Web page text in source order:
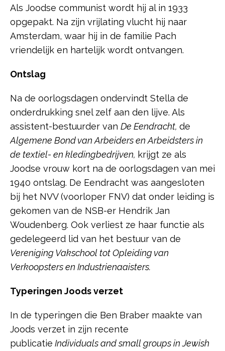
Als Joodse communist wordt hij al in 1933
opgepakt. Na zijn vrijlating vlucht hij naar
Amsterdam, waar hij in de familie Pach
vriendelijk en hartelijk wordt ontvangen.
Ontslag
Na de oorlogsdagen ondervindt Stella de
onderdrukking snel zelf aan den lijve. Als
assistent-bestuurder van De Eendracht, de
Algemene Bond van Arbeiders en Arbeidsters in
de textiel- en kledingbedrijven, krijgt ze als
Joodse vrouw kort na de oorlogsdagen van mei
1940 ontslag. De Eendracht was aangesloten
bij het NVV (voorloper FNV) dat onder leiding is
gekomen van de NSB-er Hendrik Jan
Woudenberg. Ook verliest ze haar functie als
gedelegeerd lid van het bestuur van de
Vereniging Vakschool tot Opleiding van
Verkoopsters en Industrienaaisters.
Typeringen Joods verzet
In de typeringen die Ben Braber maakte van
Joods verzet in zijn recente
publicatie Individuals and small groups in Jewish